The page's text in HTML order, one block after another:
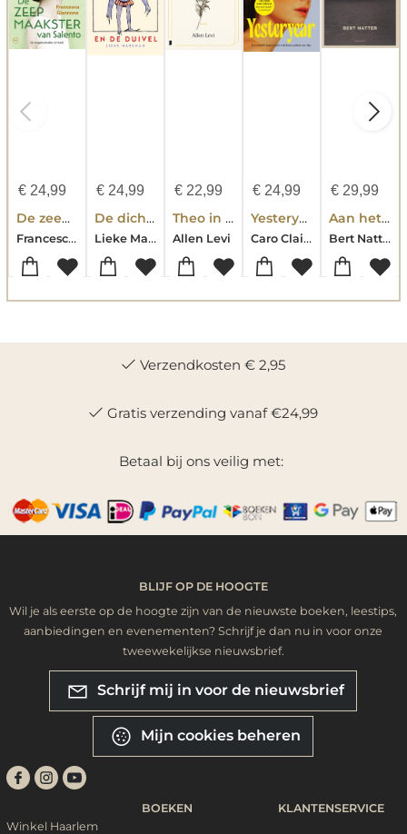
€24,99
De zeepmaakster van Salento
Francesca Giannone
€24,99
De dichter en de duivel
Lieke Marsman
€ 22,99
Theo in Golden
Allen Levi
€ 24,99
Yesteryear
Caro Claire Burke
€ 29,99
Aan het einde van de oorlog
Bert Natter
Verzendkosten € 2,95
Gratis verzending vanaf €24,99
Betaal bij ons veilig met:
BLIJF OP DE HOOGTE
Wil je als eerste op de hoogte zijn van de nieuwste boeken, leestips,
aanbiedingen en evenementen? Schrijf je dan nu in voor onze
tweewekelijkse nieuwsbrief.
Schrijf mij in voor de nieuwsbrief
Mijn cookies beheren
Winkel Haarlem
BOEKEN KLANTENSERVICE